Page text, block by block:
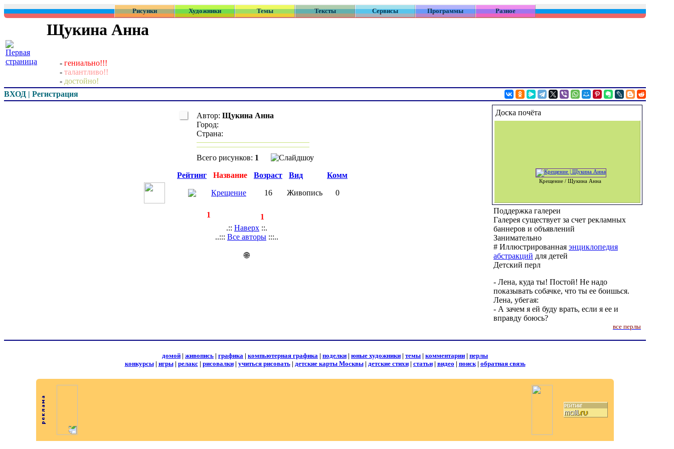
Рисунки Художники Темы Тексты Сервисы Программы Разное
Щукина Анна
- гениально!!!
- талантливо!!
- достойно!
ВХОД | Регистрация
Автор: Щукина Анна
Город:
Страна:
Всего рисунков: 1
Рейтинг Название Возраст Вид Комм
Крещение 16 Живопись 0
1
1
.:: Наверх ::.
..::: Все авторы :::..
🌐
Доска почёта
Крещение / Щукина Анна
Поддержка галереи
Галерея существует за счет рекламных
баннеров и объявлений
Занимательно
# Иллюстрированная энциклопедия
абстракций для детей
Детский перл
- Лена, куда ты! Постой! Не надо
показывать собачке, что ты ее боишься.
Лена, убегая:
- А зачем я ей буду врать, если я ее и
вправду боюсь?
все перлы
домой | живопись | графика | компьютерная графика | поделки | юные художники | темы | комментарии | перлы
конкурсы| игры| релакс| рисовалки| учиться рисовать| детские карты Москвы| детские стихи| статьи| видео | поиск| обратная связь